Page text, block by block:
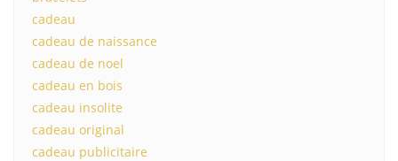
cadeau
cadeau de naissance
cadeau de noel
cadeau en bois
cadeau insolite
cadeau original
cadeau publicitaire